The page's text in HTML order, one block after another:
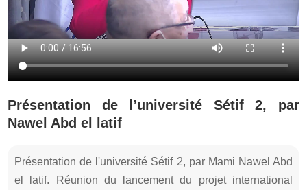
Présentation de l’université Sétif 2, par
Nawel Abd el latif
Présentation de l'université Sétif 2, par Mami Nawel Abd
el latif. Réunion du lancement du projet international